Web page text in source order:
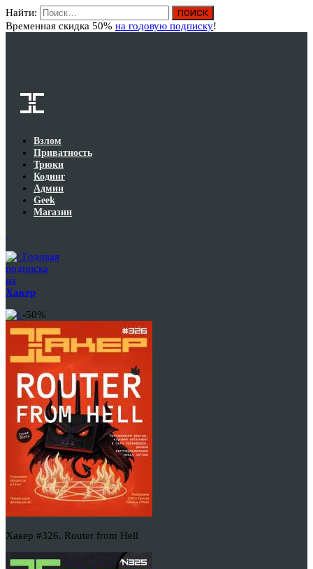
Найти:
Временная скидка 50% на годовую подписку!
Взлом
Приватность
Трюки
Кодинг
Админ
Geek
Магазин
Годовая
подписка
на
Хакер
-50%
Хакер #326. Router from Hell